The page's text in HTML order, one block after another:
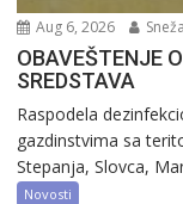
Aug 6, 2026
OBAVEŠTENJE
SREDSTAVA
Raspodela
gazdinstvima sa
Stepanja, Slovca,
Novosti